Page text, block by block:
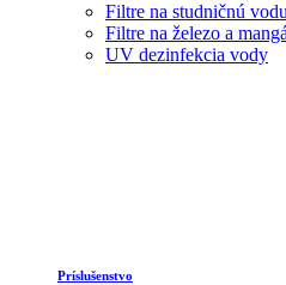
Filtre na studničnú vodu
Filtre na železo a
UV dezinfekcia vody
Príslušenstvo